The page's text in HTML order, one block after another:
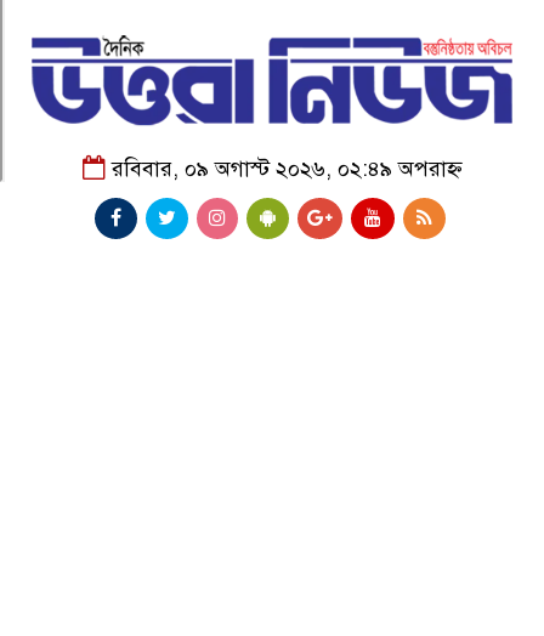
রবিবার, ০৯ অগাস্ট ২০২৬, ০২:৪৯ অপরাহ্ন